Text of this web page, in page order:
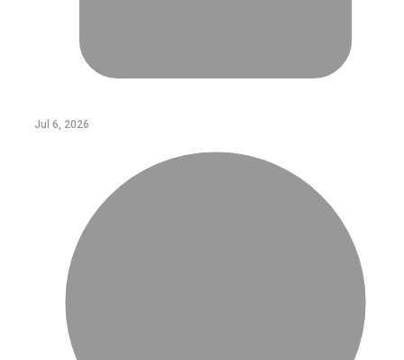
Jul 6, 2026